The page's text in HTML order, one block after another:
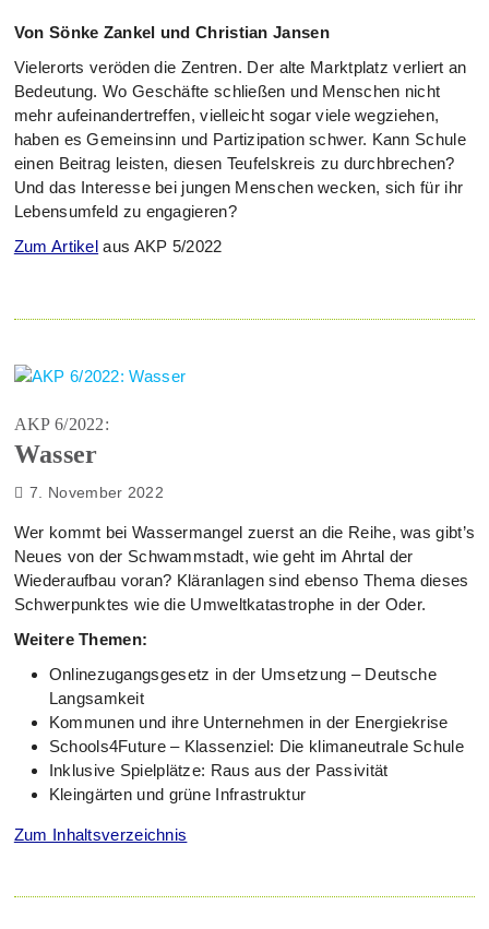
Von Sönke Zankel und Christian Jansen
Vielerorts veröden die Zentren. Der alte Marktplatz verliert an
Bedeutung. Wo Geschäfte schließen und Menschen nicht
mehr aufeinandertreffen, vielleicht sogar viele wegziehen,
haben es Gemeinsinn und Partizipation schwer. Kann Schule
einen Beitrag leisten, diesen Teufelskreis zu durchbrechen?
Und das Interesse bei jungen Menschen wecken, sich für ihr
Lebensumfeld zu engagieren?
Zum Artikel aus AKP 5/2022
AKP 6/2022:
Wasser
7. November 2022
Wer kommt bei Wassermangel zuerst an die Reihe, was gibt’s
Neues von der Schwammstadt, wie geht im Ahrtal der
Wiederaufbau voran? Kläranlagen sind ebenso Thema dieses
Schwerpunktes wie die Umweltkatastrophe in der Oder.
Weitere Themen:
Onlinezugangsgesetz in der Umsetzung – Deutsche
Langsamkeit
Kommunen und ihre Unternehmen in der Energiekrise
Schools4Future – Klassenziel: Die klimaneutrale Schule
Inklusive Spielplätze: Raus aus der Passivität
Kleingärten und grüne Infrastruktur
Zum Inhaltsverzeichnis